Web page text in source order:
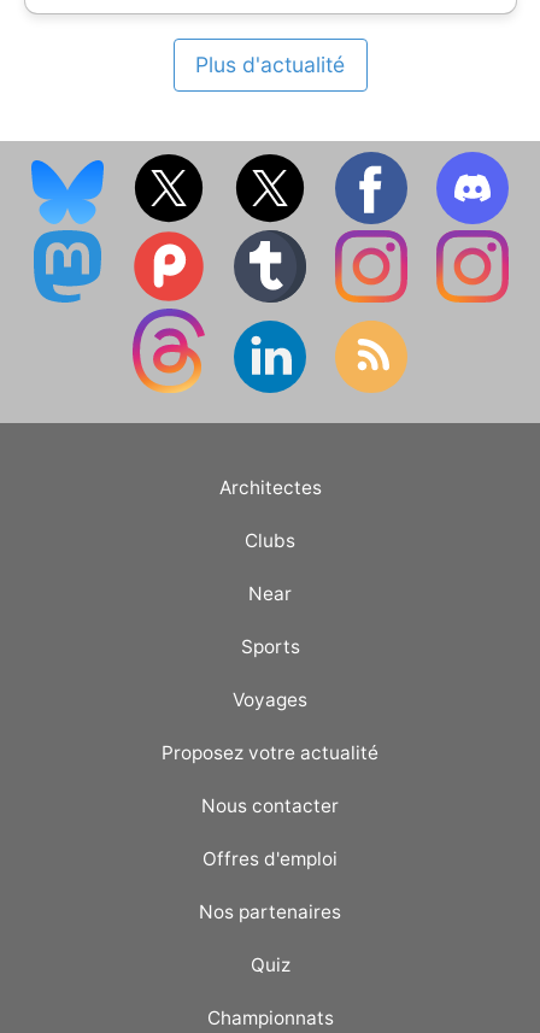
Plus d'actualité
Architectes
Clubs
Near
Sports
Voyages
Proposez votre actualité
Nous contacter
Offres d'emploi
Nos partenaires
Quiz
Championnats